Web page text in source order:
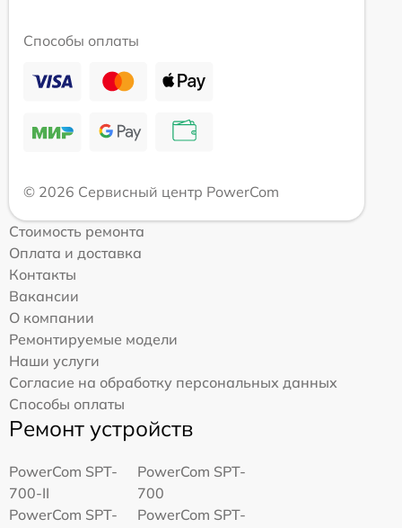
Способы оплаты
© 2026 Сервисный центр PowerCom
Стоимость ремонта
Оплата и доставка
Контакты
Вакансии
О компании
Ремонтируемые модели
Наши услуги
Согласие на обработку персональных данных
Способы оплаты
Ремонт устройств
PowerCom SPT-
700-II
PowerCom SPT-
700
PowerCom SPT-
PowerCom SPT-